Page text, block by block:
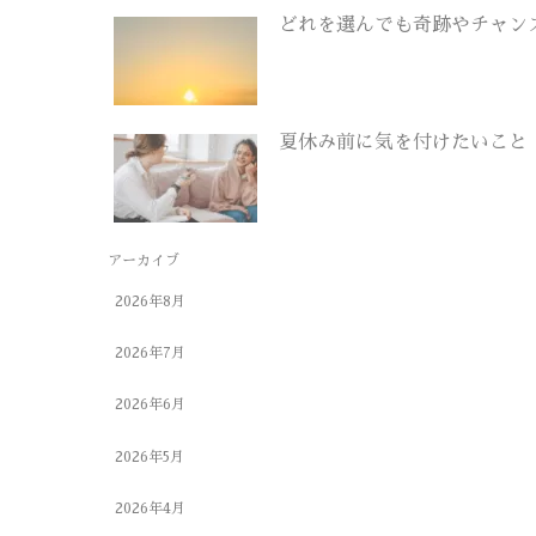
どれを選んでも奇跡やチャン
夏休み前に気を付けたいこと
アーカイブ
2026年8月
2026年7月
2026年6月
2026年5月
2026年4月